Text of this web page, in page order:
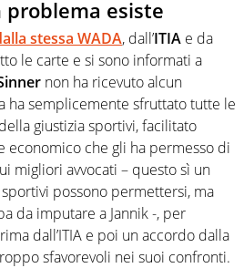
esiste
stessa WADA, dall’ITIA e da
le carte e si sono informati a
non ha ricevuto alcun
ha semplicemente sfruttato tutte le
giustizia sportivi, facilitato
economico che gli ha permesso di
migliori avvocati – questo sì un
possono permettersi, ma
da imputare a Jannik -, per
dall’ITIA e poi un accordo dalla
sfavorevoli nei suoi confronti.